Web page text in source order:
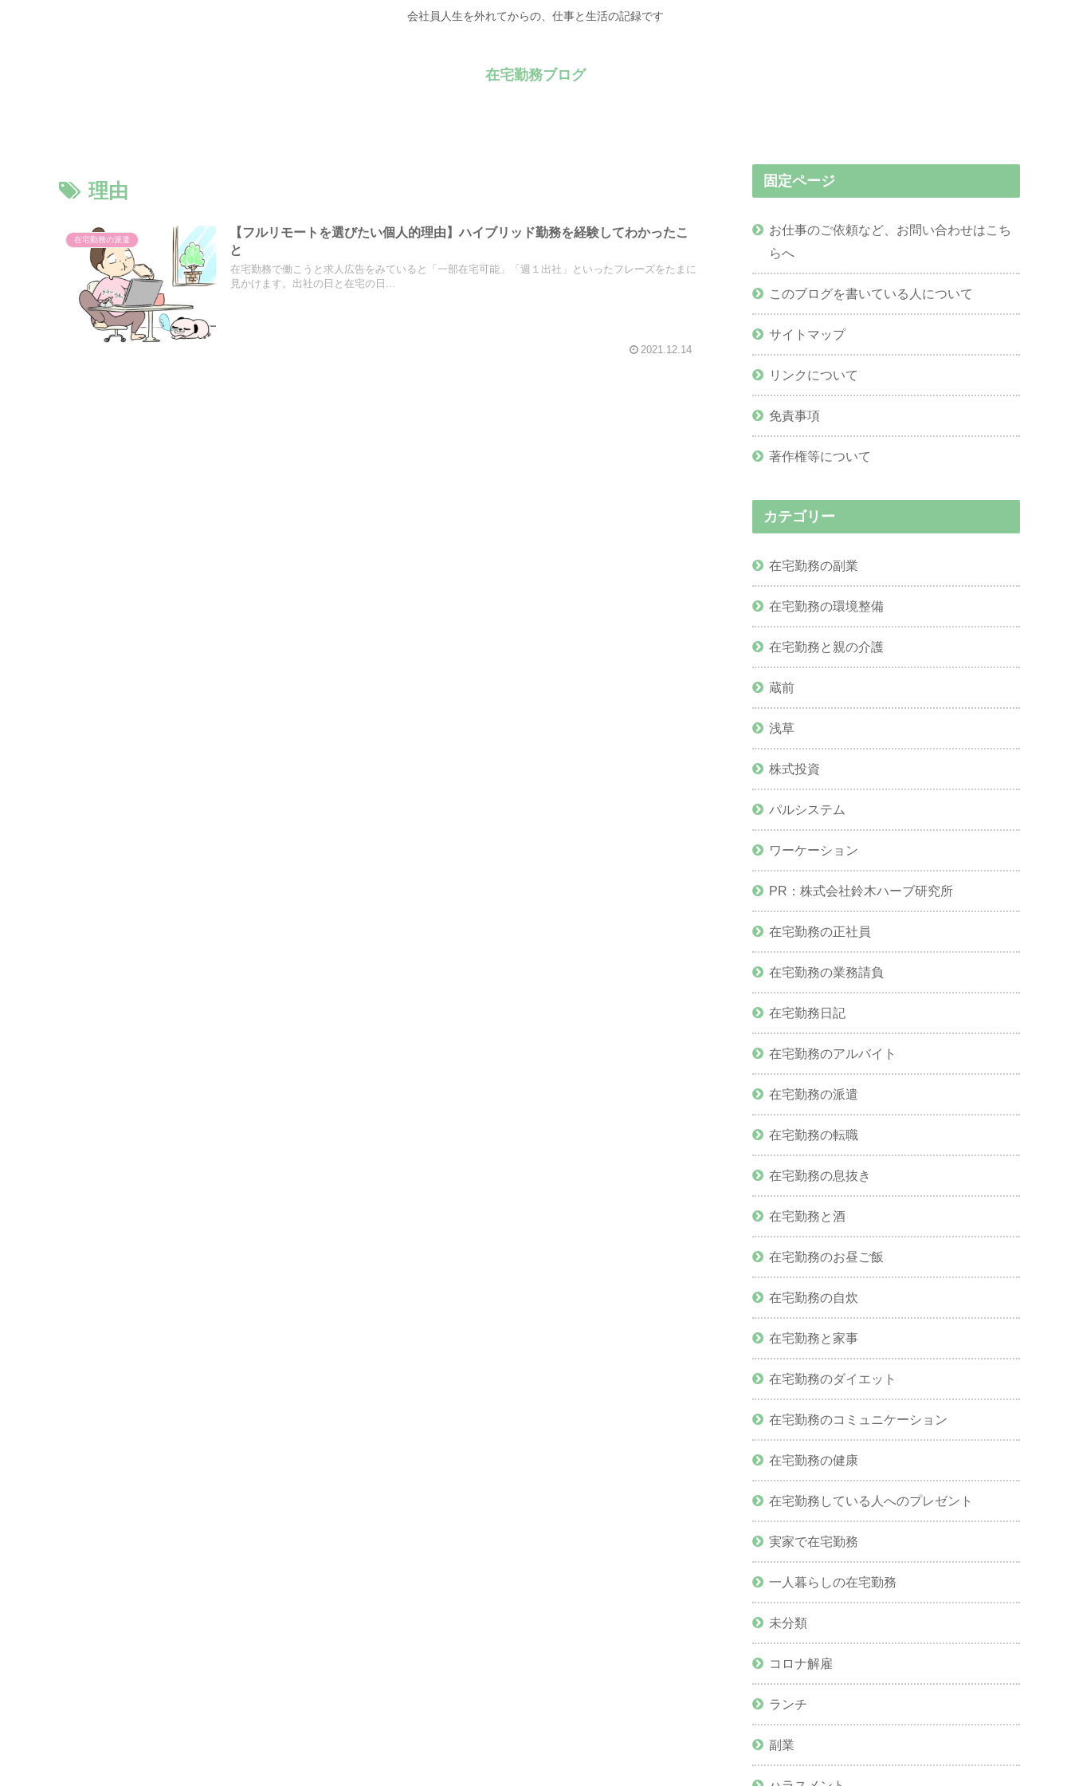
会社員人生を外れてからの、仕事と生活の記録です
在宅勤務ブログ
理由
在宅勤務の派遣
【フルリモートを選びたい個人的理由】ハイブリッド勤務を経験してわかったこ
と
在宅勤務で働こうと求人広告をみていると「一部在宅可能」「週１出社」といったフレーズをたまに
見かけます。出社の日と在宅の日...
2021.12.14
固定ページ
お仕事のご依頼など、お問い合わせはこち
らへ
このブログを書いている人について
サイトマップ
リンクについて
免責事項
著作権等について
カテゴリー
在宅勤務の副業
在宅勤務の環境整備
在宅勤務と親の介護
蔵前
浅草
株式投資
パルシステム
ワーケーション
PR：株式会社鈴木ハーブ研究所
在宅勤務の正社員
在宅勤務の業務請負
在宅勤務日記
在宅勤務のアルバイト
在宅勤務の派遣
在宅勤務の転職
在宅勤務の息抜き
在宅勤務と酒
在宅勤務のお昼ご飯
在宅勤務の自炊
在宅勤務と家事
在宅勤務のダイエット
在宅勤務のコミュニケーション
在宅勤務の健康
在宅勤務している人へのプレゼント
実家で在宅勤務
一人暮らしの在宅勤務
未分類
コロナ解雇
ランチ
副業